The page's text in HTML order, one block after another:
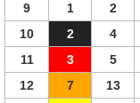
9
1 2
10
2 4
11
3 5
12
7 13